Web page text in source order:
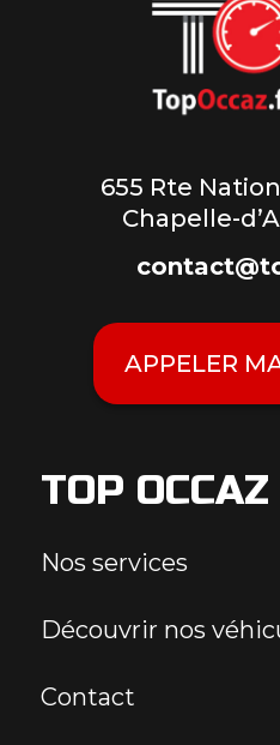
655 Rte
Chapelle-
APPELER
TOP OCCAZ
Nos services
Découvrir nos
Contact